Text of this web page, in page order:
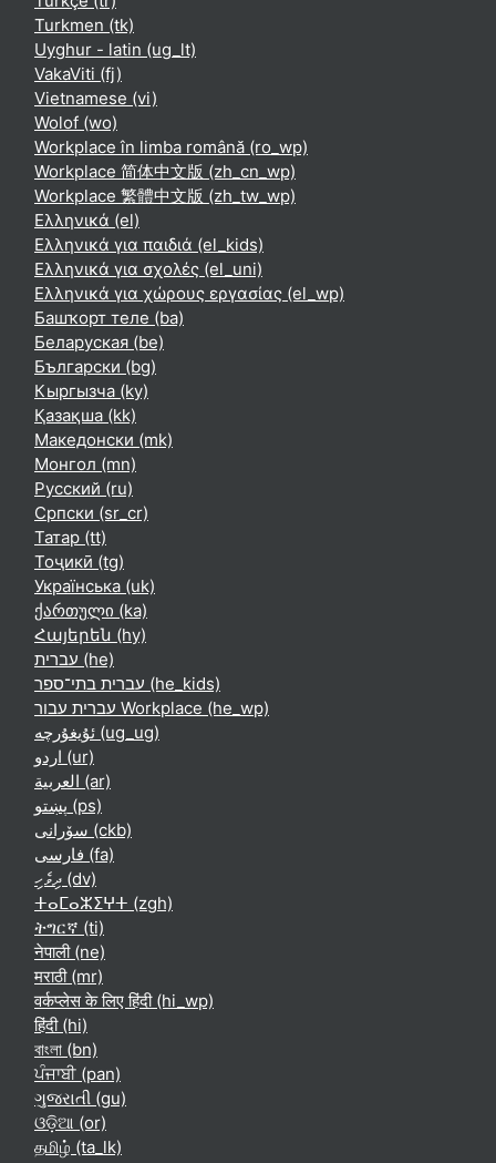
Turkmen ‎(tk)‎
Uyghur - latin ‎(ug_lt)‎
VakaViti ‎(fj)‎
Vietnamese ‎(vi)‎
Wolof ‎(wo)‎
Workplace în limba română ‎(ro_wp)‎
Workplace 简体中文版 ‎(zh_cn_wp)‎
Workplace 繁體中文版 ‎(zh_tw_wp)‎
Ελληνικά ‎(el)‎
Ελληνικά για παιδιά ‎(el_kids)‎
Ελληνικά για σχολές ‎(el_uni)‎
Ελληνικά για χώρους εργασίας ‎(el_wp)‎
Башҡорт теле ‎(ba)‎
Беларуская ‎(be)‎
Български ‎(bg)‎
Кыргызча ‎(ky)‎
Қазақша ‎(kk)‎
Македонски ‎(mk)‎
Монгол ‎(mn)‎
Русский ‎(ru)‎
Српски ‎(sr_cr)‎
Татар ‎(tt)‎
Тоҷикӣ ‎(tg)‎
Українська ‎(uk)‎
ქართული ‎(ka)‎
Հայերեն ‎(hy)‎
עברית ‎(he)‎
עברית בתי־ספר ‎(he_kids)‎
עברית עבור Workplace ‎(he_wp)‎
ئۇيغۇرچە ‎(ug_ug)‎
اردو ‎(ur)‎
العربية ‎(ar)‎
پښتو ‎(ps)‎
سۆرانی ‎(ckb)‎
فارسی ‎(fa)‎
ދިވެހި ‎(dv)‎
ⵜⴰⵎⴰⵣⵉⵖⵜ ‎(zgh)‎
ትግርኛ ‎(ti)‎
नेपाली ‎(ne)‎
मराठी ‎(mr)‎
वर्कप्लेस के लिए हिंदी ‎(hi_wp)‎
हिंदी ‎(hi)‎
বাংলা ‎(bn)‎
ਪੰਜਾਬੀ ‎(pan)‎
ગુજરાતી ‎(gu)‎
ଓଡ଼ିଆ ‎(or)‎
தமிழ் ‎(ta_lk)‎